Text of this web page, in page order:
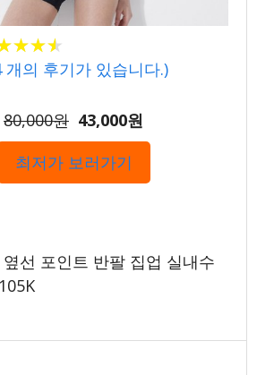
★★★
★★★
개의 후기가 있습니다.)
80,000원 43,000원
최저가 보러가기
선 포인트 반팔 집업 실내수